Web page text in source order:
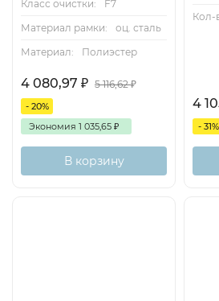
Класс очистки:
F7
Материал рамки:
оц. сталь
Материал:
Полиэстер
4 080,97 ₽ 5 116,62₽
- 20%
Экономия 1 035,65 ₽
В корзину
Кол-
4
- 31%